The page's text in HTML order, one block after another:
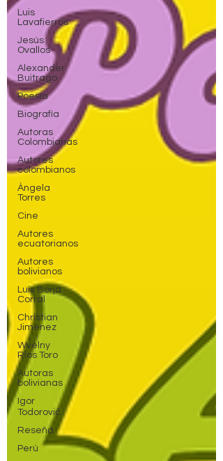
Luis
Lavafierros
Jesús
Ovallos
Alexander
Buitrago
Poesía
Biografía
Autoras
Colombianas
Autores
colombianos
Ángela
Torres
Cine
Autores
ecuatorianos
Autores
bolivianos
Luis Borja
Corral
Christian
Jiménez
Wvelny
Rios Toro
Autoras
bolivianas
Igor
Todorović
Reseña
Perú